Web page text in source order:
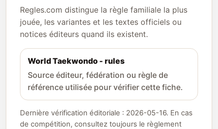
Regles.com distingue la règle familiale la plus
jouée, les variantes et les textes officiels ou
notices éditeurs quand ils existent.
World Taekwondo - rules
Source éditeur, fédération ou règle de
référence utilisée pour vérifier cette fiche.
Dernière vérification éditoriale : 2026-05-16. En cas
de compétition, consultez toujours le règlement